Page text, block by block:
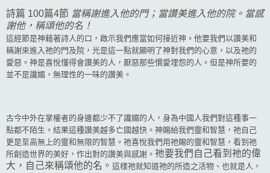
詩篇 100篇4節 當稱謝進入他的門；當讚美進入他的院。當感
謝他，稱頌他的名！
這經節是神藉著詩人的口，啟示我們應當如何接近神。他要我們以讚美和
稱謝來進入祂的門及院，光是這一點就顯明了神對我們的心意，以及祂的
愛惡。神是喜悅懂得會讚美的人，厭惡那些慣愛埋怨的人。但是神所要的
並不是讒媚，無理性的一味的讚美。
古今中外在掌權者的身邊都少不了讒媚的人，身為中國人我們對這種事一
點都不陌生。結果這種讚美越多亡國越快。神賜給我們靈和智慧，祂自己
更是至高無上的靈和無限的智慧。祂喜悅我們用祂賜的靈和智慧，看到祂
所創造世界的美好，作出對的讚美與感謝。 祂要我們自己看到祂的偉
大，自己來稱頌他的名。 這樣祂就知道祂的所造之活物、也就是人，